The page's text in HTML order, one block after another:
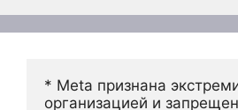
* Meta признана
организацией и